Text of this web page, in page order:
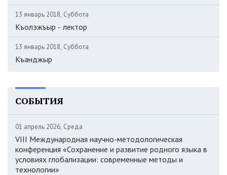
13 январь 2018, Суббота
Къолэжъыр - лектор
13 январь 2018, Суббота
Къанджыр
СОБЫТИЯ
01 апрель 2026, Среда
VIII Международная научно-методологическая
конференция «Сохранение и развитие родного языка в
условиях глобализации: современные методы и
технологии»